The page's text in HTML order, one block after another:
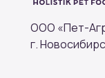
ООО «Пет-
г.